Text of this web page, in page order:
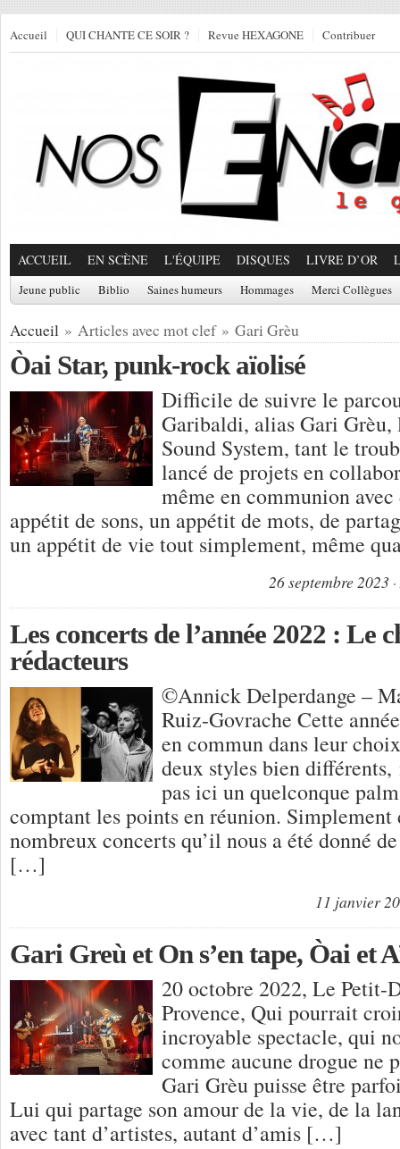
Accueil QUI CHANTE CE SOIR ? Revue HEXAGONE Contribuer
ACCUEIL EN SCÈNE L'ÉQUIPE DISQUES LIVRE D’OR
Jeune public Biblio Saines humeurs Hommages Merci Collègues
Accueil » Articles avec mot clef » Gari Grèu
Òai Star, punk-rock aïolisé
Difficile de suivre le
Garibaldi, alias Gari Grèu,
Sound System, tant le
lancé de projets en
même en communion
appétit de sons, un appétit de mots, de
un appétit de vie tout simplement, même
26 septembre 2023
Les concerts de l’année 2022 : Le
rédacteurs
©Annick Delperdange –
Ruiz-Govrache Cette
en commun dans leur
deux styles bien
pas ici un quelconque
comptant les points en réunion. Simplement
nombreux concerts qu’il nous a été donné
[…]
11 janvier
Gari Greù et On s’en tape, Òai et
20 octobre 2022, Le Petit-
Provence, Qui pourrait
incroyable spectacle, qui
comme aucune drogue ne
Gari Grèu puisse être
Lui qui partage son amour de la vie, de la
avec tant d’artistes, autant d’amis […]